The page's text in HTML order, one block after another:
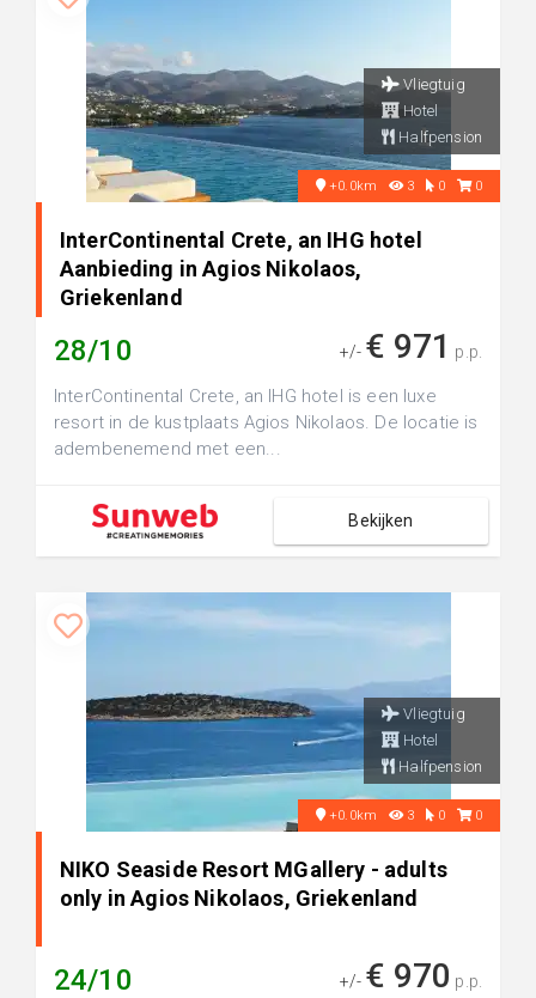
Vliegtuig
Hotel
Halfpension
+0.0km 3 0 0
InterContinental Crete, an IHG hotel
Aanbieding in Agios Nikolaos,
Griekenland
28/10 +/- € 971 p.p.
InterContinental Crete, an IHG hotel is een luxe
resort in de kustplaats Agios Nikolaos. De locatie is
adembenemend met een...
Bekijken
Vliegtuig
Hotel
Halfpension
+0.0km 3 0 0
NIKO Seaside Resort MGallery - adults
only in Agios Nikolaos, Griekenland
24/10 +/- € 970 p.p.